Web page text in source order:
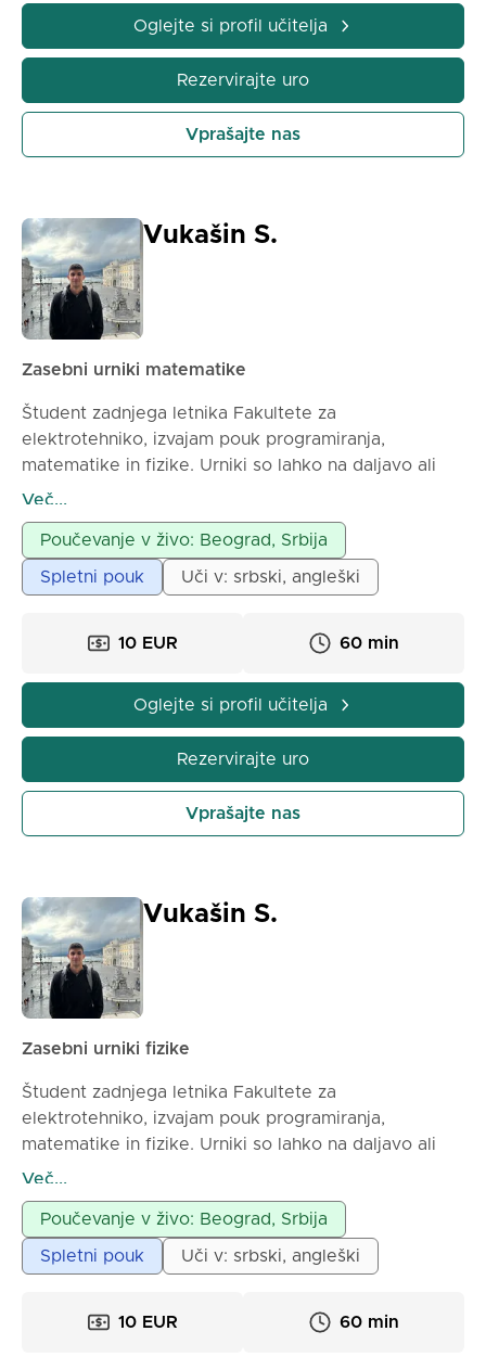
Oglejte si profil učitelja
Rezervirajte uro
Vprašajte nas
Vukašin S.
Zasebni urniki matematike
Študent zadnjega letnika Fakultete za
elektrotehniko, izvajam pouk programiranja,
matematike in fizike. Urniki so lahko na daljavo ali
osebno, odvisno od dogovora.
Več...
Poučevanje v živo: Beograd, Srbija
Spletni pouk Uči v: srbski, angleški
10 EUR 60 min
Oglejte si profil učitelja
Rezervirajte uro
Vprašajte nas
Vukašin S.
Zasebni urniki fizike
Študent zadnjega letnika Fakultete za
elektrotehniko, izvajam pouk programiranja,
matematike in fizike. Urniki so lahko na daljavo ali
osebno, odvisno od dogovora.
Več...
Poučevanje v živo: Beograd, Srbija
Spletni pouk Uči v: srbski, angleški
10 EUR 60 min